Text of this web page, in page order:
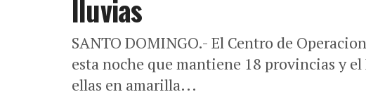
lluvias
SANTO DOMINGO.- El Centro de
esta noche que mantiene 18 provincias y
ellas en amarilla...